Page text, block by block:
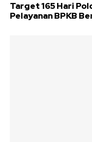
Target 165 Hari
Pelayanan BPKB